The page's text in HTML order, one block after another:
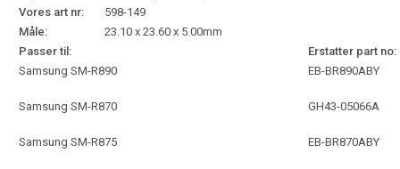
Vores art nr:
598-149
Måle:
23.10 x 23.60 x 5.00mm
Passer til:
Erstatter part no:
Samsung SM-R890
Samsung SM-R870
Samsung SM-R875
EB-BR890ABY
GH43-05066A
EB-BR870ABY